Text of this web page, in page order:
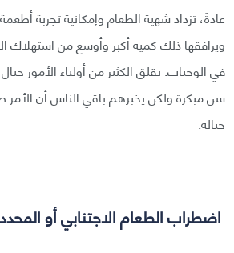
عادةً، تزداد شهية الطعام وإمكانية تجربة
ويرافقها ذلك كمية أكبر وأوسع من استهلاك
في الوجبات. يقلق الكثير من أولياء الأمور
سن مبكرة ولكن يخبرهم باقي الناس أن الأمر
حياله.
اضطراب الطعام الاجتنابي أو